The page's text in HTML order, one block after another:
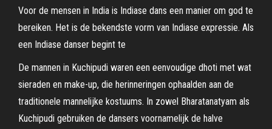
Voor de mensen in India is Indiase dans een manier om god te
bereiken. Het is de bekendste vorm van Indiase expressie. Als
een Indiase danser begint te
De mannen in Kuchipudi waren een eenvoudige dhoti met wat
sieraden en make-up, die herinneringen ophaalden aan de
traditionele mannelijke kostuums. In zowel Bharatanatyam als
Kuchipudi gebruiken de dansers voornamelijk de halve